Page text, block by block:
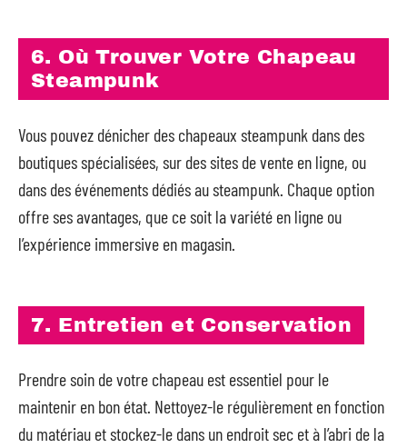
6. Où Trouver Votre Chapeau
Steampunk
Vous pouvez dénicher des chapeaux steampunk dans des
boutiques spécialisées, sur des sites de vente en ligne, ou
dans des événements dédiés au steampunk. Chaque option
offre ses avantages, que ce soit la variété en ligne ou
l’expérience immersive en magasin.
7. Entretien et Conservation
Prendre soin de votre chapeau est essentiel pour le
maintenir en bon état. Nettoyez-le régulièrement en fonction
du matériau et stockez-le dans un endroit sec et à l’abri de la